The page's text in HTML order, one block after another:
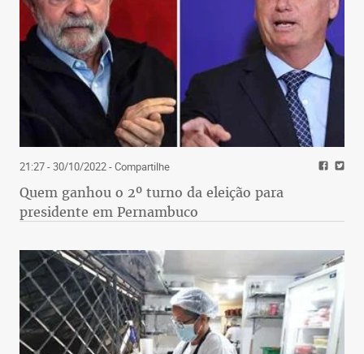
21:27 - 30/10/2022- Compartilhe
Quem ganhou o 2º turno da eleição para
presidente em Pernambuco